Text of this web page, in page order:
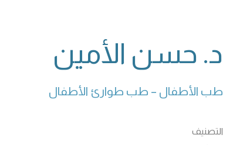
د. حسن الأمين
طب الأطفال – طب طوارئ الأطفال
التصنيف